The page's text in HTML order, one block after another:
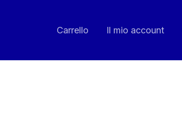
Carrello Il mio account